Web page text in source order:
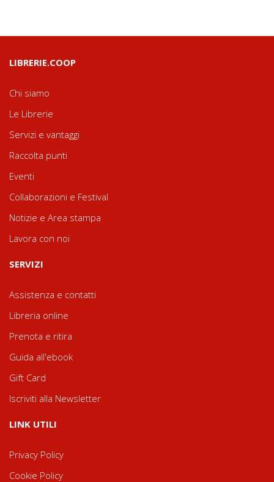
LIBRERIE.COOP
Chi siamo
Le Librerie
Servizi e vantaggi
Raccolta punti
Eventi
Collaborazioni e Festival
Notizie e Area stampa
Lavora con noi
SERVIZI
Assistenza e contatti
Libreria online
Prenota e ritira
Guida all'ebook
Gift Card
Iscriviti alla Newsletter
LINK UTILI
Privacy Policy
Cookie Policy